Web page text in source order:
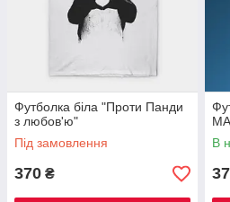
Футболка біла "Проти Панди
з любов'ю"
Під замовлення
370 ₴
В